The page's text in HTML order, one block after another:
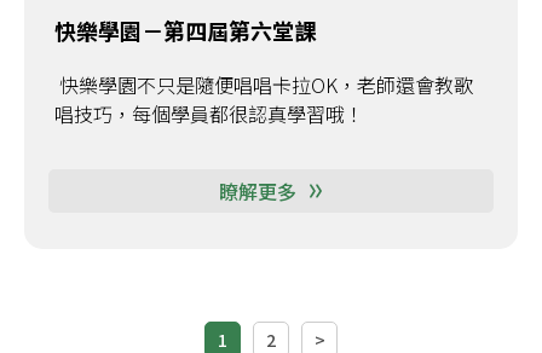
快樂學園－第四屆第六堂課
快樂學園不只是隨便唱唱卡拉OK，老師還會教歌
唱技巧，每個學員都很認真學習哦！
瞭解更多
1 2 >